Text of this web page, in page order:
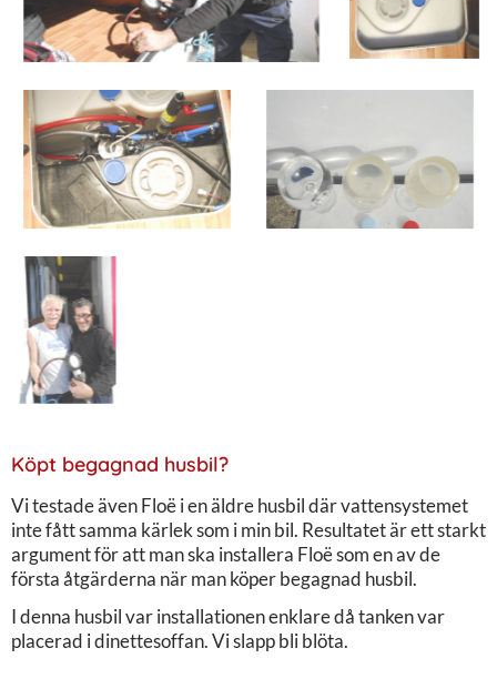
Köpt begagnad husbil?
Vi testade även Floë i en äldre husbil där vattensystemet
inte fått samma kärlek som i min bil. Resultatet är ett starkt
argument för att man ska installera Floë som en av de
första åtgärderna när man köper begagnad husbil.
I denna husbil var installationen enklare då tanken var
placerad i dinettesoffan. Vi slapp bli blöta.